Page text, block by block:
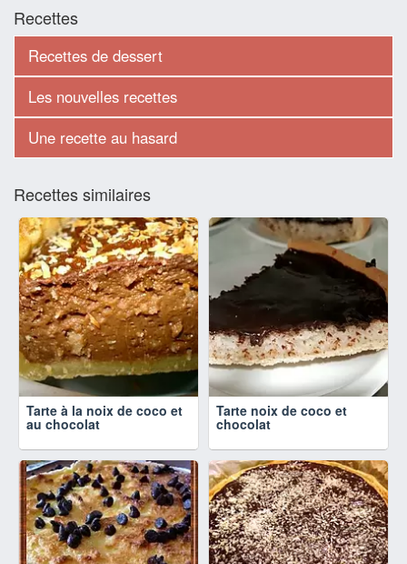
Recettes
Recettes de dessert
Les nouvelles recettes
Une recette au hasard
Recettes similaires
Tarte à la noix de coco et
au chocolat
Tarte noix de coco et
chocolat